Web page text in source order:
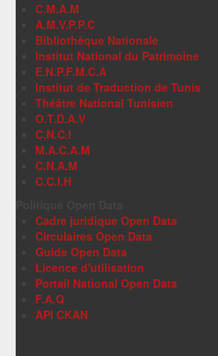
C.M.A.M
A.M.V.P.P.C
Bibliothèque Nationale
Institut National du Patrimoine
E.N.P.F.M.C.A
Institut de Traduction de Tunis
Théâtre National Tunisien
O.T.D.A.V
C.N.C.I
M.A.C.A.M
C.N.A.M
C.C.I.H
Cadre juridique Open Data
Circulaires Open Data
Guide Open Data
Licence d'utilisation
Portail National Open Data
F.A.Q
API CKAN